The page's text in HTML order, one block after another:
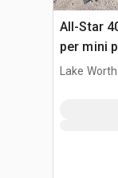
All-Star
per mini
Lake